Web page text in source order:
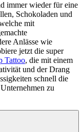
immer wieder für eine
Schokoladen und
mit
Anlässe wie
jetzt die super
Tattoo, die mit einem
und der Drang
schnell die
zu